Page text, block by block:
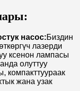
насос:Биздин
лазерди
ксенон лампасы
олуттуу
компакттуураак
жана узак